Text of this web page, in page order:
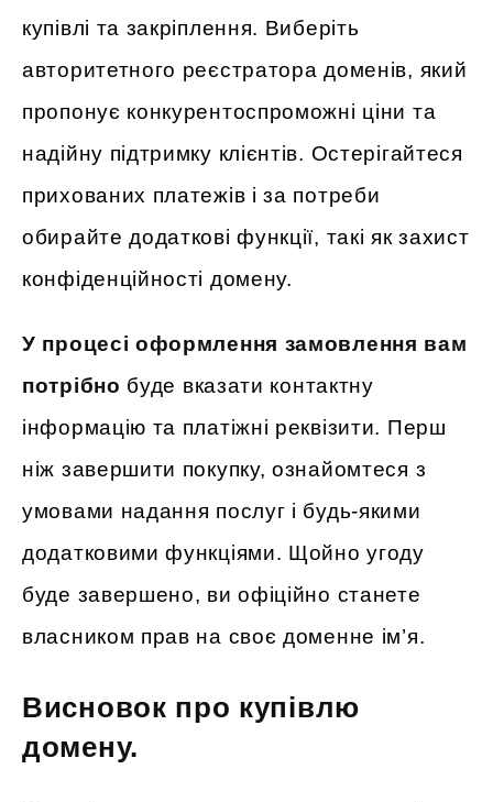
купівлі та закріплення. Виберіть
авторитетного реєстратора доменів, який
пропонує конкурентоспроможні ціни та
надійну підтримку клієнтів. Остерігайтеся
прихованих платежів і за потреби
обирайте додаткові функції, такі як захист
конфіденційності домену.
У процесі оформлення замовлення вам
потрібно буде вказати контактну
інформацію та платіжні реквізити. Перш
ніж завершити покупку, ознайомтеся з
умовами надання послуг і будь-якими
додатковими функціями. Щойно угоду
буде завершено, ви офіційно станете
власником прав на своє доменне ім’я.
Висновок про купівлю
домену.